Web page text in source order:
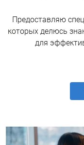
Предоставляю
которых делюсь
для